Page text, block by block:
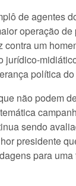
de agentes
operação
contra um
jurídico-
política
não podem
sendo
presidente
para